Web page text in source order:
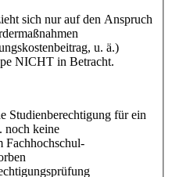
sich nur auf den Anspruch
u. ä.)
NICHT in Betracht.
Studienberechtigung für ein
noch keine
Fachhochschul-